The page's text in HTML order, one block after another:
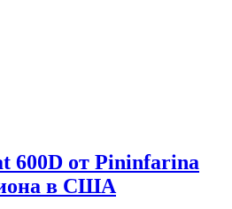
600D от Pininfarina
в США